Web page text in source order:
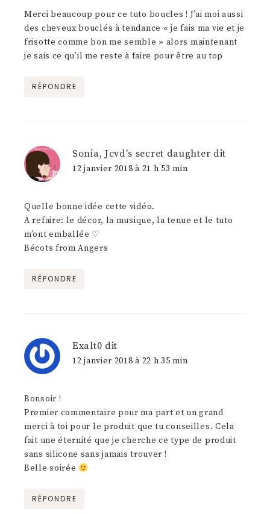
Merci beaucoup pour ce tuto boucles ! J’ai moi aussi
des cheveux bouclés à tendance « je fais ma vie et je
frisotte comme bon me semble » alors maintenant
je sais ce qu’il me reste à faire pour être au top
RÉPONDRE
Sonia, Jcvd's secret daughter dit
12 janvier 2018 à 21 h 53 min
Quelle bonne idée cette vidéo.
À refaire: le décor, la musique, la tenue et le tuto
m’ont emballée ♡
Bécots from Angers
RÉPONDRE
Exalt0 dit
12 janvier 2018 à 22 h 35 min
Bonsoir !
Premier commentaire pour ma part et un grand
merci à toi pour le produit que tu conseilles. Cela
fait une éternité que je cherche ce type de produit
sans silicone sans jamais trouver !
Belle soirée
RÉPONDRE